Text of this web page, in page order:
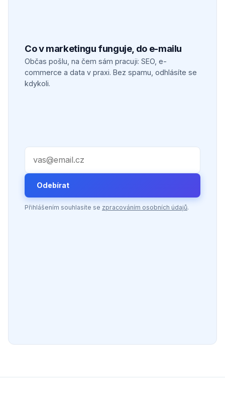
Co v marketingu funguje, do e-mailu
Občas pošlu, na čem sám pracuji: SEO, e-
commerce a data v praxi. Bez spamu, odhlásíte se
kdykoli.
Odebírat
Přihlášením souhlasíte se zpracováním osobních údajů.